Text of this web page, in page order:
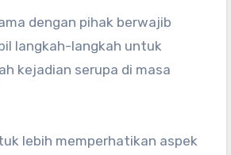
dengan pihak berwajib
langkah-langkah untuk
kejadian serupa di masa
lebih memperhatikan aspek